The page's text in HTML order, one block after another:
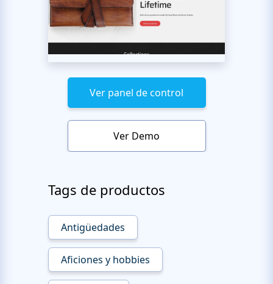
Ver panel de control
Ver Demo
Tags de productos
Antigüedades
Aficiones y hobbies